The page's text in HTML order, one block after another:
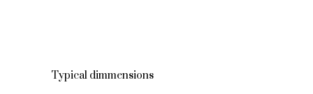
Typical dimmensions